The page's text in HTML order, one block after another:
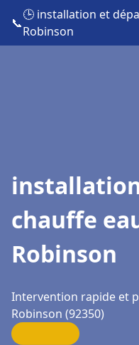
📞
🕒 installation et
Robinson
chauffe
Robinson
Intervention rapide et
Robinson (92350)